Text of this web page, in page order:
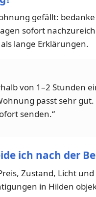
gefällt:
sofort
lange Erklärungen.
von 1–2 Stunden
passt sehr
senden.“
ich nach der
Zustand, Licht
in Hilden